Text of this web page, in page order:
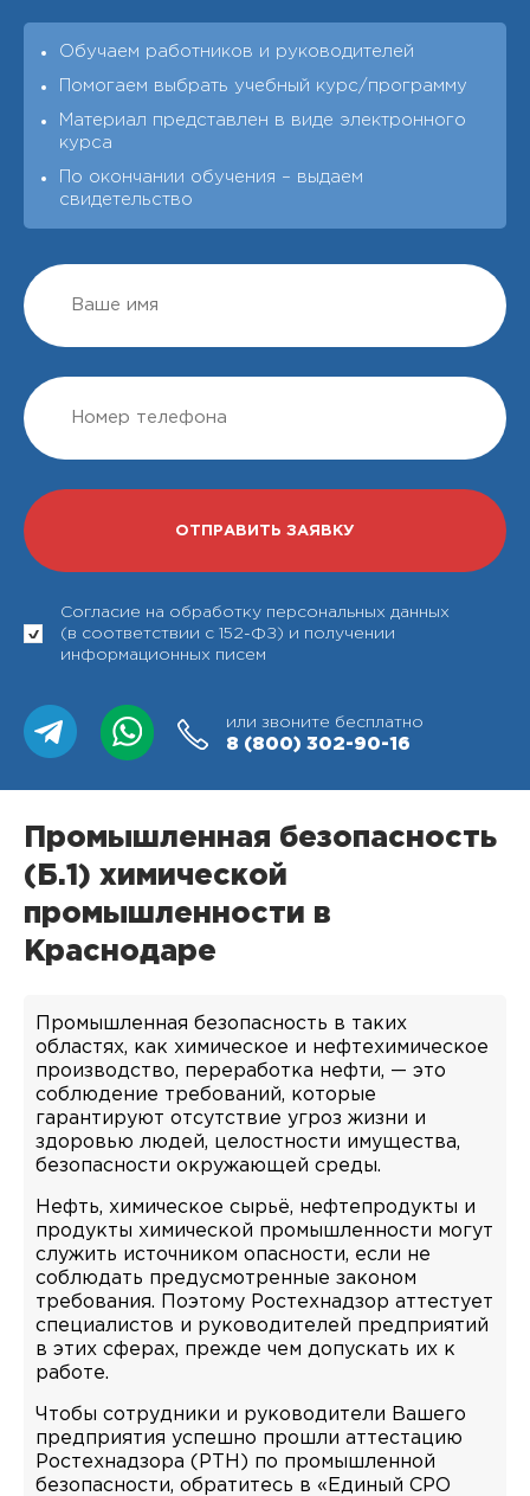
Обучаем работников и руководителей
Помогаем выбрать учебный курс/программу
Материал представлен в виде электронного
курса
По окончании обучения – выдаeм
свидетельство
Согласие на обработку персональных данных
(в соответствии с 152-ФЗ) и получении
информационных писем
или звоните бесплатно
8 (800) 302-90-16
Промышленная безопасность
(Б.1) химической
промышленности в
Краснодаре
Промышленная безопасность в таких
областях, как химическое и нефтехимическое
производство, переработка нефти, — это
соблюдение требований, которые
гарантируют отсутствие угроз жизни и
здоровью людей, целостности имущества,
безопасности окружающей среды.
Нефть, химическое сырьё, нефтепродукты и
продукты химической промышленности могут
служить источником опасности, если не
соблюдать предусмотренные законом
требования. Поэтому Ростехнадзор аттестует
специалистов и руководителей предприятий
в этих сферах, прежде чем допускать их к
работе.
Чтобы сотрудники и руководители Вашего
предприятия успешно прошли аттестацию
Ростехнадзора (РТН) по промышленной
безопасности, обратитесь в «Единый СРО